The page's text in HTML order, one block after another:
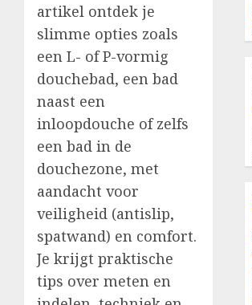
artikel ontdek je
slimme opties zoals
een L- of P-vormig
douchebad, een bad
naast een
inloopdouche of zelfs
een bad in de
douchezone, met
aandacht voor
veiligheid (antislip,
spatwand) en comfort.
Je krijgt praktische
tips over meten en